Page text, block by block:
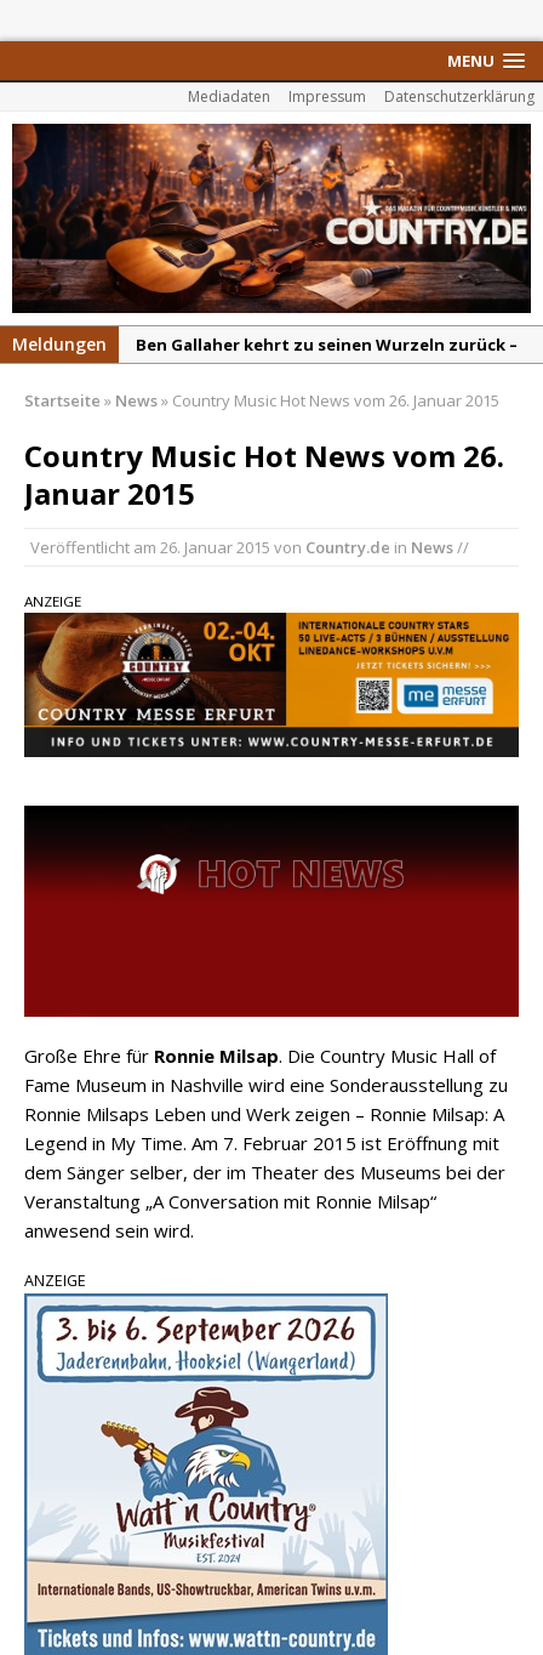
MENU
Mediadaten Impressum Datenschutzerklärung
Meldungen
Ben Gallaher kehrt zu seinen Wurzeln zurück –
Colton Dawson legt mit „Worth It“ nach –
Country mit Herz und Humor
Carly Pearce hinterfragt den ständigen
Vergleich mit anderen
Ella Langley schreibt Musikgeschichte:
aller Zeiten
pez veröffentlicht neue Single „Late Night
Talks“ – eine Hymne auf unvergessliche
Sommernächte
Country Music Hot News – 9. August 2026:
Fokus
Startseite » News» Country Music Hot News vom 26. Januar 2015
Country Music Hot News vom 26.
Januar 2015
Veröffentlicht am 26. Januar 2015 von Country.de in News//
ANZEIGE
Große Ehre für Ronnie Milsap. Die Country Music Hall of
Fame Museum in Nashville wird eine Sonderausstellung zu
Ronnie Milsaps Leben und Werk zeigen – Ronnie Milsap: A
Legend in My Time. Am 7. Februar 2015 ist Eröffnung mit
dem Sänger selber, der im Theater des Museums bei der
Veranstaltung „A Conversation mit Ronnie Milsap“
anwesend sein wird.
ANZEIGE